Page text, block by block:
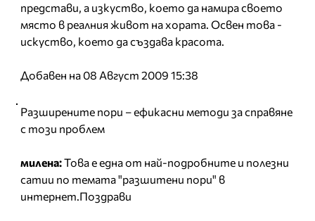
представи, а изкуство, което да намира своето
място в реалния живот на хората. Освен това -
искуство, което да създава красота.
Добавен на 08 Август 2009 15:38
Разширените пори – ефикасни методи за справяне
с този проблем
милена:Това е една от най-подробните и полезни
сатии по темата "разшитени пори" в
интернет.Поздрави